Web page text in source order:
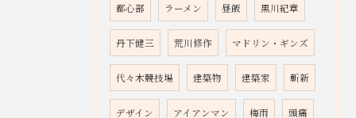
都心部 ラーメン 昼飯 黒川紀章
丹下健三 荒川修作 マドリン・ギンズ
代々木競技場 建築物 建築家 斬新
デザイン アイアンマン 梅雨 頭痛